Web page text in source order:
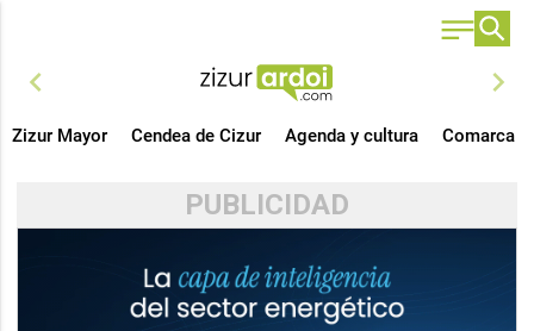
chevron_left chevron_right
Zizur Mayor Cendea de Cizur Agenda y cultura Comarca
PUBLICIDAD